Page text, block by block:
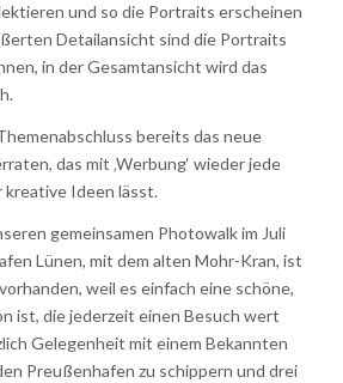
und so die Portraits erscheinen
Detailansicht sind die Portraits
in der Gesamtansicht wird das
bereits das neue
das mit ‚Werbung‘ wieder jede
kreative Ideen lässt.
gemeinsamen Photowalk im Juli
Lünen, mit dem alten Mohr-Kran, ist
weil es einfach eine schöne,
ist, die jederzeit einen Besuch wert
Gelegenheit mit einem Bekannten
Preußenhafen zu schippern und drei